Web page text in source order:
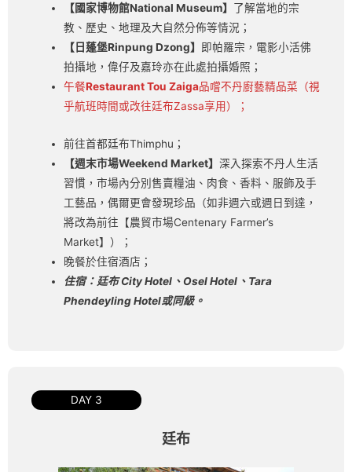
【國家博物館National Museum】 了解當地的宗
教、歷史、地理及大自然分佈等情況；
【日蓬堡Rinpung Dzong】 即帕羅宗，電影小活佛
拍攝地，偉仔及嘉玲亦在此處拍攝婚照；
午餐Restaurant Tou Zaiga品嚐不丹廚藝精品菜（視
乎航班時間或改往廷布Zassa享用）；
前往首都廷布Thimphu；
【週末市場Weekend Market】深入探索不丹人生活
習慣，市場內分別售賣糧油、肉食、香料、服飾及手
工藝品，偶爾更會發現珍品（如非週六或週日到達，
將改為前往【農貿市場Centenary Farmer’s
Market】）；
晚餐於住宿酒店；
住宿：廷布 City Hotel 、 Osel Hotel 、 Tara
Phendeyling Hotel或同級。
DAY 3
廷布